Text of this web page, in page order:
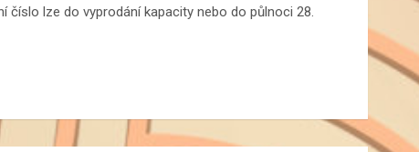
číslo lze do vyprodání kapacity nebo do půlnoci 28.